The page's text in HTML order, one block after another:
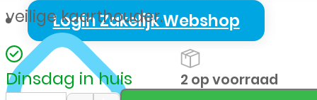
Login Zakelijk Webshop
veilige kaarthouder.
Dinsdag in huis 2 op voorraad